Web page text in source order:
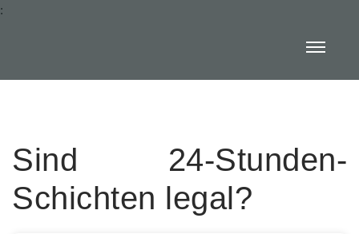
:
Sind 24-Stunden-
Schichten legal?